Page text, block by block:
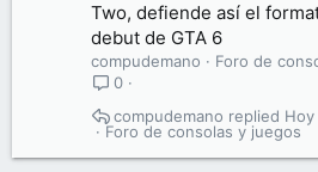
Two, defiende así el
debut de GTA 6
compudemano
Foro de
0
Foro de consolas y juegos
Hoy
compudemano